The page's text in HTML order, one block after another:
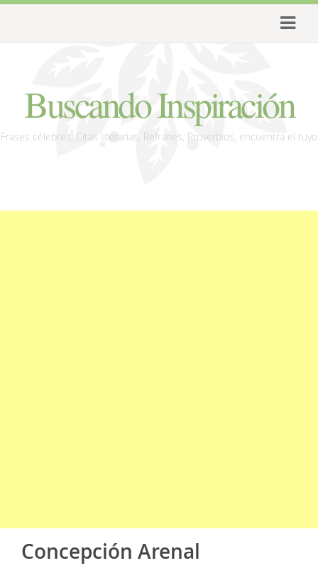
Buscando Inspiración
Frases célebres, Citas literarias, Refranes, Proverbios, encuentra el tuyo
Concepción Arenal